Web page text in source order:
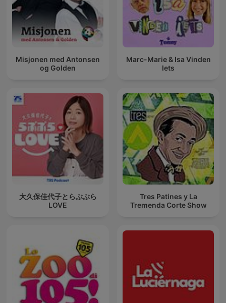
Misjonen med Antonsen
og Golden
Marc-Marie & Isa Vinden
Iets
大久保佳代子とらぶぶら
LOVE
Tres Patines y La
Tremenda Corte Show